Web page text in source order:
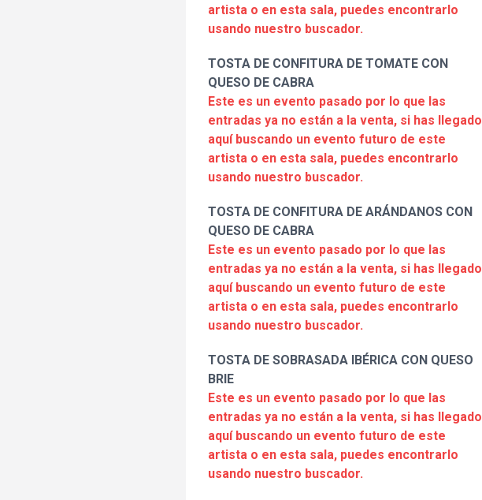
artista o en esta sala, puedes encontrarlo
usando nuestro buscador.
TOSTA DE CONFITURA DE TOMATE CON
QUESO DE CABRA
Este es un evento pasado por lo que las
entradas ya no están a la venta, si has llegado
aquí buscando un evento futuro de este
artista o en esta sala, puedes encontrarlo
usando nuestro buscador.
TOSTA DE CONFITURA DE ARÁNDANOS CON
QUESO DE CABRA
Este es un evento pasado por lo que las
entradas ya no están a la venta, si has llegado
aquí buscando un evento futuro de este
artista o en esta sala, puedes encontrarlo
usando nuestro buscador.
TOSTA DE SOBRASADA IBÉRICA CON QUESO
BRIE
Este es un evento pasado por lo que las
entradas ya no están a la venta, si has llegado
aquí buscando un evento futuro de este
artista o en esta sala, puedes encontrarlo
usando nuestro buscador.